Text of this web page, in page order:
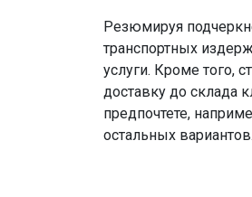
Резюмируя
транспортных
услуги. Кроме того,
доставку до склада
предпочтете,
остальных вариантов.